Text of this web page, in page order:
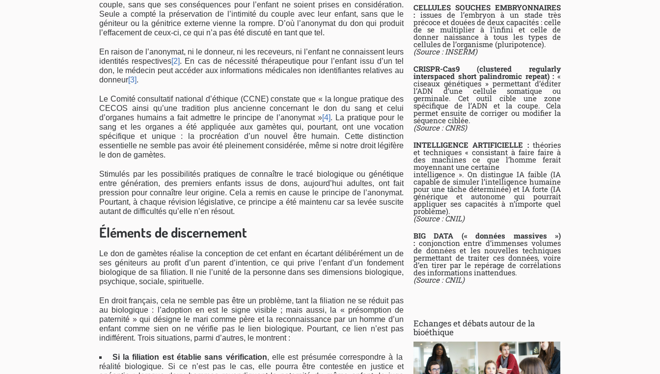
couple, sans que ses conséquences pour l’enfant ne soient prises en consi­dération.
Seule a compté la préservation de l’intimité du couple avec leur enfant, sans que le
géniteur ou la génitrice externe vienne la rompre. D’où l’anonymat du don qui produit
l’effacement de ceux-ci, ce qui n’a pas été discuté en tant que tel.
En raison de l’anonymat, ni le donneur, ni les rece­veurs, ni l’enfant ne connaissent leurs
identités res­pectives[2]. En cas de nécessité thérapeutique pour l’enfant issu d’un tel
don, le médecin peut accéder aux informations médicales non identifiantes relatives au
donneur[3].
Le Comité consultatif national d’éthique (CCNE) constate que « la longue pratique des
CECOS ainsi qu’une tradition plus ancienne concernant le don du sang et celui
d’organes humains a fait admettre le principe de l’anonymat »[4]. La pratique pour le
sang et les organes a été appliquée aux gamètes qui, pour­tant, ont une vocation
spécifique et unique : la pro­création d’un nouvel être humain. Cette distinction
essentielle ne semble pas avoir été pleinement consi­dérée, même si notre droit légifère
le don de gamètes.
Stimulés par les possibilités pratiques de connaître le tracé biologique ou génétique
entre génération, des premiers enfants issus de dons, aujourd’hui adultes, ont fait
pression pour connaître leur origine. Cela a remis en cause le principe de l’anonymat.
Pourtant, à chaque révision législative, ce principe a été maintenu car sa levée suscite
autant de difficultés qu’elle n’en résout.
Éléments de discernement
Le don de gamètes réalise la conception de cet enfant en écartant délibérément un de
ses géniteurs au pro­fit d’un parent d’intention, ce qui prive l’enfant d’un fondement
biologique de sa filiation. Il nie l’unité de la personne dans ses dimensions biologique,
psychique, sociale, spirituelle.
En droit français, cela ne semble pas être un pro­blème, tant la filiation ne se réduit pas
au biologique : l’adoption en est le signe visible ; mais aussi, la « pré­somption de
paternité » qui désigne le mari comme père et la reconnaissance par un homme d’un
enfant comme sien on ne vérifie pas le lien biologique. Pour­tant, ce lien n’est pas
indifférent. Trois situations, parmi d’autres, le montrent :
Si la filiation est établie sans vérification, elle est présumée correspondre à la
réalité biolo­gique. Si ce n’est pas le cas, elle pourra être contes­tée en justice et
CELLULES SOUCHES EMBRYONNAIRES
:issues de l’embryon à un stade très
précoce et douées de deux capacités : celle
de se multiplier à l’infini et celle de
donner naissance à tous les types de
cellules de l’organisme (pluripotence).
(Source : INSERM)
CRISPR-Cas9 (clustered regularly
interspaced short palindromic repeat) :«
ciseaux génétiques » permettant d’éditer
l’ADN d’une cellule somatique ou
germinale. Cet outil cible une zone
spécifique de l’ADN et la coupe. Cela
permet ensuite de corriger ou modifier la
séquence ciblée.
(Source : CNRS)
INTELLIGENCE ARTIFICIELLE :théories
et techniques « consistant à faire faire à
des machines ce que l’homme ferait
moyennant une certaine
intelligence ». On distingue IA faible (IA
capable de simuler l’intelligence humaine
pour une tâche déterminée) et IA forte (IA
générique et autonome qui pourrait
appliquer ses capacités à n’importe quel
problème).
(Source : CNIL)
BIG DATA (« données massives »)
:conjonction entre d’immenses volumes
de données et les nouvelles techniques
permettant de traiter ces données, voire
d’en tirer par le repérage de corrélations
des informations inattendues.
(Source : CNIL)
Echanges et débats autour de la
bioéthique